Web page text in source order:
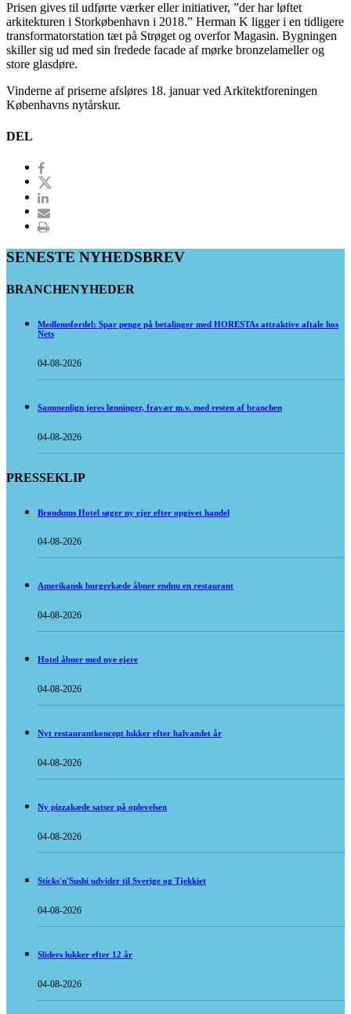
Prisen gives til udførte værker eller initiativer, ”der har løftet
arkitekturen i Storkøbenhavn i 2018.” Herman K ligger i en tidligere
transformatorstation tæt på Strøget og overfor Magasin. Bygningen
skiller sig ud med sin fredede facade af mørke bronzelameller og
store glasdøre.
Vinderne af priserne afsløres 18. januar ved Arkitektforeningen
Københavns nytårskur.
DEL
SENESTE NYHEDSBREV
BRANCHENYHEDER
Medlemsfordel: Spar penge på betalinger med HORESTAs attraktive aftale hos
Nets
04-08-2026
Sammenlign jeres lønninger, fravær m.v. med resten af branchen
04-08-2026
PRESSEKLIP
Brøndums Hotel søger ny ejer efter opgivet handel
04-08-2026
Amerikansk burgerkæde åbner endnu en restaurant
04-08-2026
Hotel åbner med nye ejere
04-08-2026
Nyt restaurantkoncept lukker efter halvandet år
04-08-2026
Ny pizzakæde satser på oplevelsen
04-08-2026
Sticks'n'Sushi udvider til Sverige og Tjekkiet
04-08-2026
Sliders lukker efter 12 år
04-08-2026